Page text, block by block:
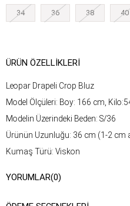
34 36 38 40
ÜRÜN ÖZELLIKLERI
Leopar Drapeli Crop Bluz
Model Ölçüleri: Boy: 166 cm,
Modelin Üzerindeki Beden: S/36
Ürünün Uzunluğu: 36 cm (1-2 cm
Kumaş Türü: Viskon
talimatına ulaşabilirsiniz.
YORUMLAR(0)